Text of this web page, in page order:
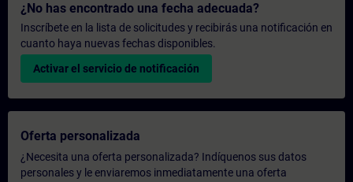
¿No has encontrado una fecha adecuada?
Inscríbete en la lista de solicitudes y recibirás una notificación en
cuanto haya nuevas fechas disponibles.
Activar el servicio de notificación
Oferta personalizada
¿Necesita una oferta personalizada? Indíquenos sus datos
personales y le enviaremos inmediatamente una oferta